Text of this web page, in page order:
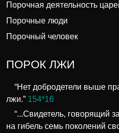
Порочная деятельность
Порочные люди
Порочный человек
ПОРОК ЛЖИ
“Нет добродетели выше
лжи.” 154*16
“...Свидетель, говорящий
на гибель семь поколений